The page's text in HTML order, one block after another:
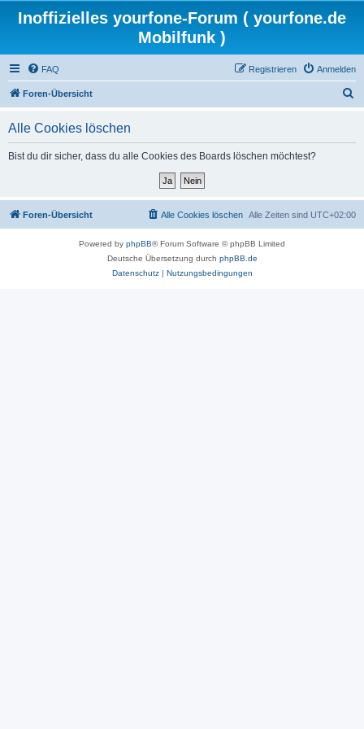
Inoffizielles yourfone-Forum ( yourfone.de
Mobilfunk )
FAQ Anmelden
Registrieren
Foren-Übersicht
Alle Cookies löschen
Bist du dir sicher, dass du alle Cookies des Boards löschen möchtest?
Foren-Übersicht Alle Zeiten sind UTC+02:00
Alle Cookies löschen
Powered by phpBB® Forum Software © phpBB Limited
Deutsche Übersetzung durch phpBB.de
Datenschutz| Nutzungsbedingungen